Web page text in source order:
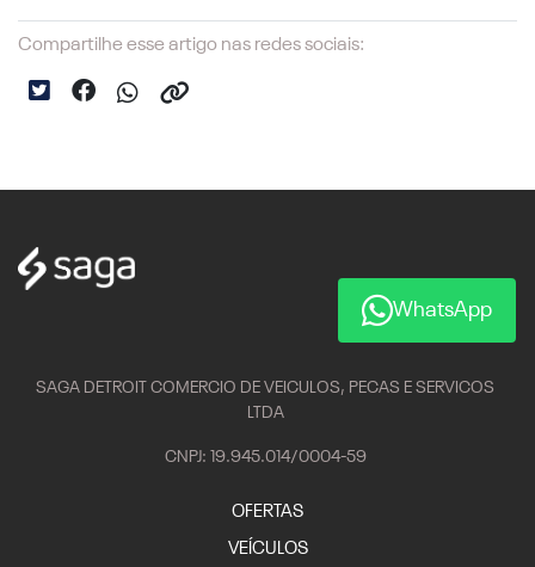
Compartilhe esse artigo nas redes sociais:
SAGA DETROIT COMERCIO DE VEICULOS, PECAS E SERVICOS
LTDA
CNPJ: 19.945.014/0004-59
OFERTAS
VEÍCULOS
WhatsApp